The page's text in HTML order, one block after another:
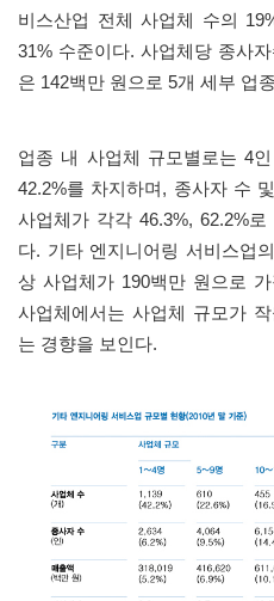
비스산업 전체 사업체 수의
31% 수준이다. 사업체당 종사자
은 142백만 원으로 5개 세부 업
업종 내 사업체 규모별로는 4
42.2%를 차지하며 , 종사자 수
사업체가 각각 46.3%, 62.2%로
다. 기타 엔지니어링 서비스업
상 사업체가 190백만 원으로
사업체에서는 사업체 규모가 작
는 경향을 보인다.